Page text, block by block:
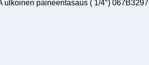
paineentasaus ( 1/4″) 067B3297